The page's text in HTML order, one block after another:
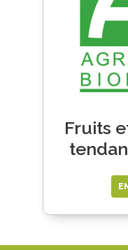
Fruits